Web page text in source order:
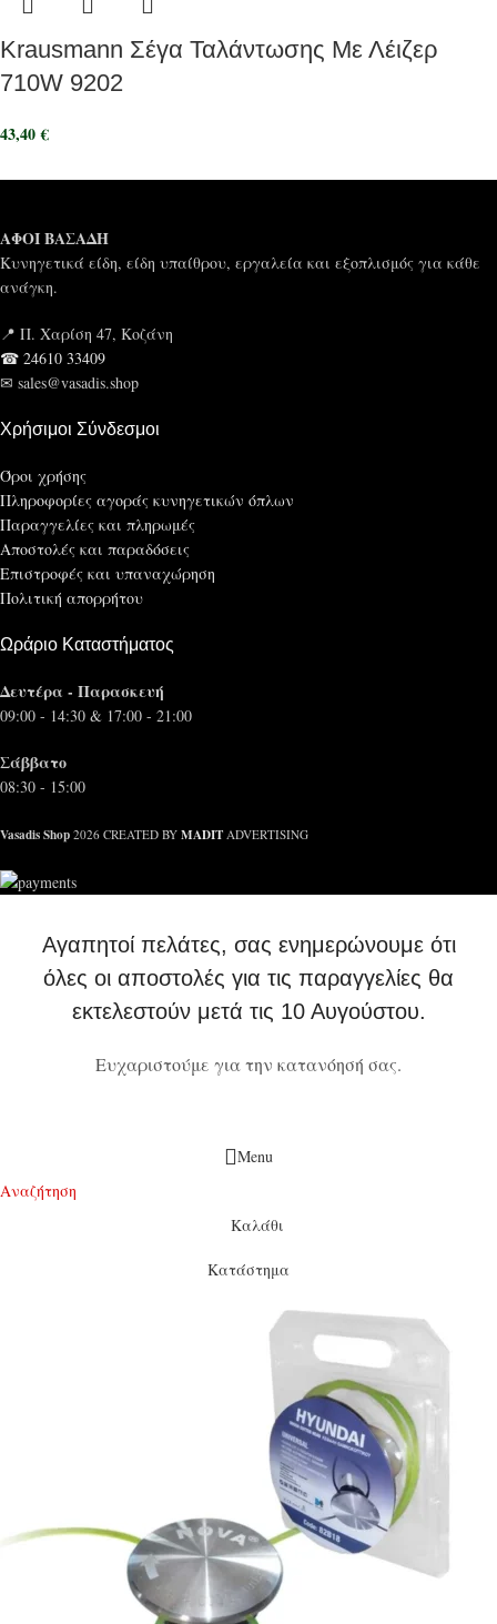
Krausmann Σέγα Ταλάντωσης Με Λέιζερ
710W 9202
43,40€
ΑΦΟΙ ΒΑΣΑΔΗ
Κυνηγετικά είδη, είδη υπαίθρου, εργαλεία και εξοπλισμός για κάθε
ανάγκη.
📍 Π. Χαρίση 47, Κοζάνη
☎ 24610 33409
✉ sales@vasadis.shop
Χρήσιμοι Σύνδεσμοι
Όροι χρήσης
Πληροφορίες αγοράς κυνηγετικών όπλων
Παραγγελίες και πληρωμές
Αποστολές και παραδόσεις
Επιστροφές και υπαναχώρηση
Πολιτική απορρήτου
Ωράριο Καταστήματος
Δευτέρα - Παρασκευή
09:00 - 14:30 & 17:00 - 21:00
Σάββατο
08:30 - 15:00
Vasadis Shop 2026 CREATED BY MADIT ADVERTISING
Αγαπητοί πελάτες, σας ενημερώνουμε ότι
όλες οι αποστολές για τις παραγγελίες θα
εκτελεστούν μετά τις 10 Αυγούστου.
Ευχαριστούμε για την κατανόησή σας.
Menu
Αναζήτηση
Καλάθι
Κατάστημα